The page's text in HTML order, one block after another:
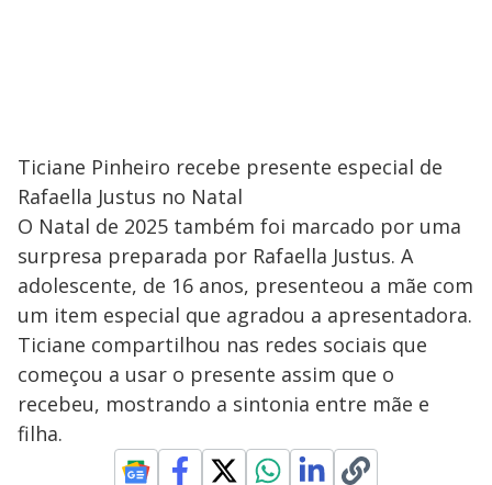
Ticiane Pinheiro recebe presente especial de
Rafaella Justus no Natal
O Natal de 2025 também foi marcado por uma
surpresa preparada por Rafaella Justus. A
adolescente, de 16 anos, presenteou a mãe com
um item especial que agradou a apresentadora.
Ticiane compartilhou nas redes sociais que
começou a usar o presente assim que o
recebeu, mostrando a sintonia entre mãe e
filha.